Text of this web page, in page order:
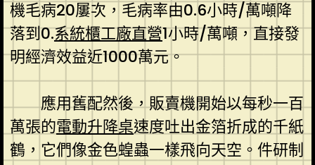
機毛病20屢次，毛病率由0.6小時/萬噸降
落到0.系統櫃工廠直營1小時/萬噸，直接發
明經濟效益近1000萬元。
應用舊配然後，販賣機開始以每秒一百
萬張的電動升降桌速度吐出金箔折成的千紙
鶴，它們像金色蝗蟲一樣飛向天空。件研制